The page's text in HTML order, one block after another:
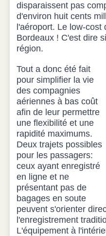
disparaissent pas
d'environ huit cents
l'aéroport. Le low-
Bordeaux ! C'est dire
région.
Tout a donc été fait
pour simplifier la vie
des compagnies
aériennes à bas coût
afin de leur permettre
une flexibilité et une
rapidité maximums.
Deux trajets possibles
pour les passagers:
ceux ayant enregistré
en ligne et ne
présentant pas de
bagages en soute
peuvent s'orienter
l'enregistrement
L'équipement à